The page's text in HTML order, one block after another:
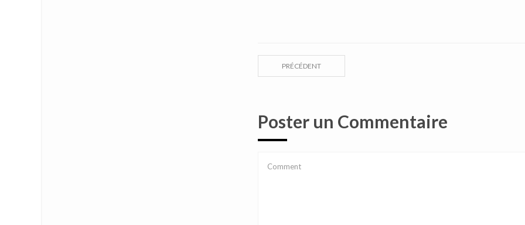
PRÉCÉDENT
Poster un Commentaire